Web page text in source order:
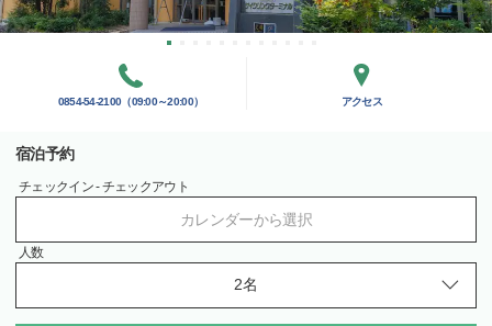
0854-54-2100（09:00～20:00） アクセス
宿泊予約
チェックイン - チェックアウト
カレンダーから選択
人数